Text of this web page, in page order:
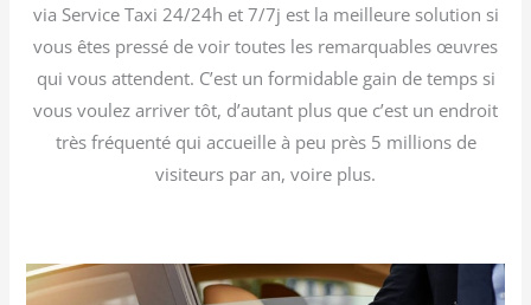
via Service Taxi 24/24h et 7/7j est la meilleure solution si
vous êtes pressé de voir toutes les remarquables œuvres
qui vous attendent. C’est un formidable gain de temps si
vous voulez arriver tôt, d’autant plus que c’est un endroit
très fréquenté qui accueille à peu près 5 millions de
visiteurs par an, voire plus.